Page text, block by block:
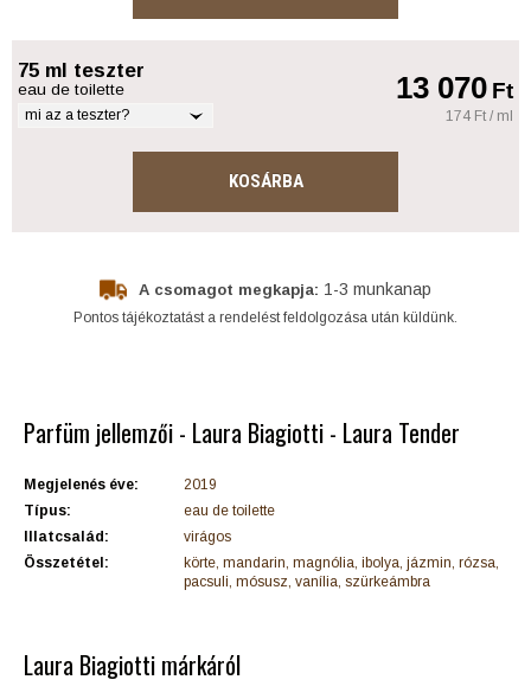
75 ml teszter
eau de toilette
mi az a teszter?
13 070Ft
174 Ft / ml
KOSÁRBA
A csomagot megkapja: 1-3 munkanap
Pontos tájékoztatást a rendelést feldolgozása után küldünk.
Parfüm jellemzői - Laura Biagiotti - Laura Tender
Megjelenés éve:
2019
Típus:
eau de toilette
Illatcsalád:
virágos
Összetétel:
körte, mandarin, magnólia, ibolya, jázmin, rózsa,
pacsuli, mósusz, vanília, szürkeámbra
Laura Biagiotti márkáról